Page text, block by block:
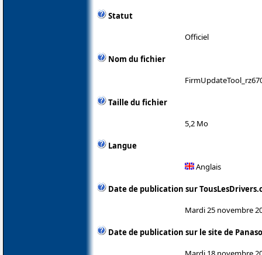
Statut
Officiel
Nom du fichier
Taille du fichier
5,2 Mo
Langue
Anglais
Date de publication sur
Mardi 25 novembre
Date de publication sur le site de